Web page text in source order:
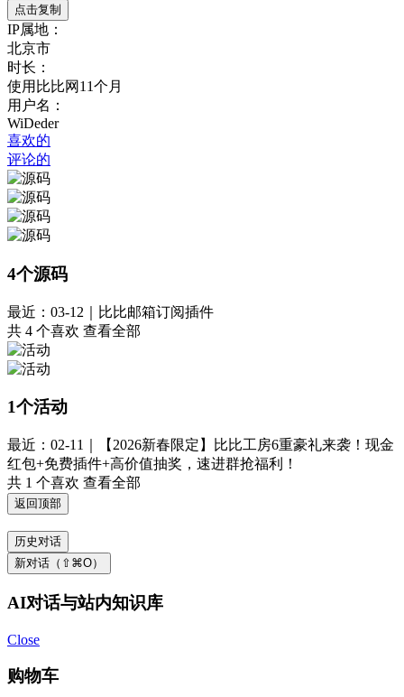
点击复制
IP属地：
北京市
时长：
使用比比网11个月
用户名：
WiDeder
喜欢的
评论的
4个源码
最近：03-12｜比比邮箱订阅插件
共 4 个喜欢 查看全部
1个活动
最近：02-11｜【2026新春限定】比比工房6重豪礼来袭！现金
红包+免费插件+高价值抽奖，速进群抢福利！
共 1 个喜欢 查看全部
返回顶部
历史对话
新对话（⇧⌘O）
AI对话与站内知识库
Close
购物车